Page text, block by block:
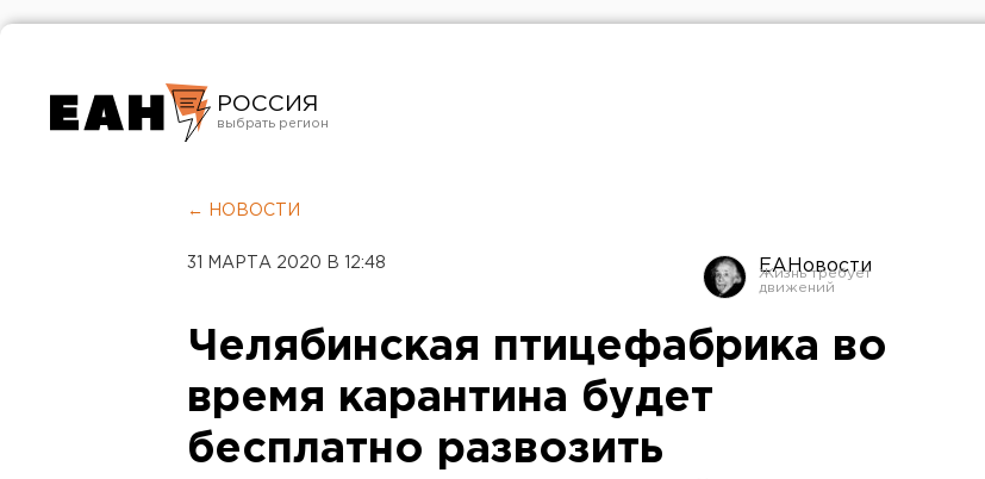
РОССИЯ
Челябинск
← НОВОСТИ
31 МАРТА 2020 В 12:48 ЕАНовости
Челябинская птицефабрика во
время карантина будет
бесплатно развозить